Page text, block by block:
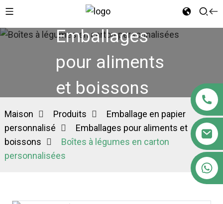
Emballages
pour aliments
et boissons
Maison Produits
Emballage en papier
personnalisé
Emballages pour aliments et
boissons
Boîtes à légumes en carton
personnalisées